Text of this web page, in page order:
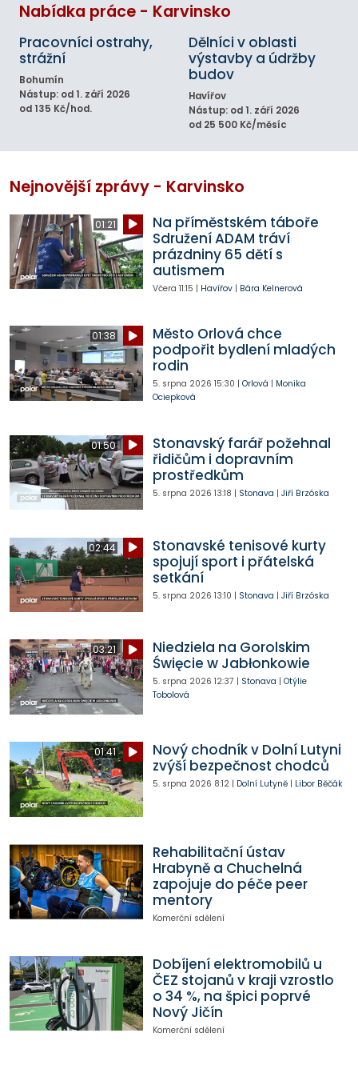
Nabídka práce - Karvinsko
Pracovníci ostrahy,
strážní
Bohumín
Nástup: od 1. září 2026
od 135 Kč/hod.
Dělníci v oblasti
výstavby a údržby
budov
Havířov
Nástup: od 1. září 2026
od 25 500 Kč/měsíc
Nejnovější zprávy - Karvinsko
01:21
Na příměstském táboře
Sdružení ADAM tráví
prázdniny 65 dětí s
autismem
Včera 11:15 | Havířov| Bára Kelnerová
01:38
Město Orlová chce
podpořit bydlení mladých
rodin
5. srpna 2026 15:30 | Orlová | Monika
Ociepková
01:50
Stonavský farář požehnal
řidičům i dopravním
prostředkům
5. srpna 2026 13:18 | Stonava | Jiří Brzóska
02:44
Stonavské tenisové kurty
spojují sport i přátelská
setkání
5. srpna 2026 13:10 | Stonava | Jiří Brzóska
03:21
Niedziela na Gorolskim
Święcie w Jabłonkowie
5. srpna 2026 12:37 | Stonava | Otýlie
Tobolová
01:41
Nový chodník v Dolní Lutyni
zvýší bezpečnost chodců
5. srpna 2026 8:12| Dolní Lutyně| Libor Běčák
Rehabilitační ústav
Hrabyně a Chuchelná
zapojuje do péče peer
mentory
Komerční sdělení
Dobíjení elektromobilů u
ČEZ stojanů v kraji vzrostlo
o 34 %, na špici poprvé
Nový Jičín
Komerční sdělení